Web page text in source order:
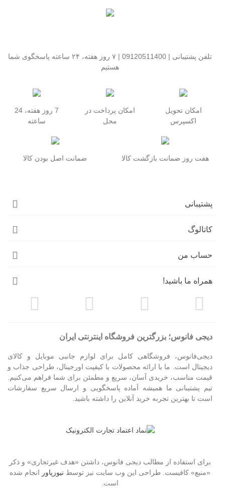
تلفن پشتیبانی | 09120511400 | ۷ روز هفته، ۲۴ ساعته پاسخگوی شما
هستیم
امکان تحویل
اکسپرس
امکان پرداخت در
محل
7 روز هفته، 24
ساعته
هفت روز ضمانت بازگشت کالا ضمانت اصل بودن کالا
پشتیبانی
کاتالوگ
حساب من
همراه ما باشید!
دیجی فانوس؛ بزرگترین فروشگاه اینترنتی ایران
دیجی‌فانوس، فروشگاهی کامل برای لوازم جانبی موبایل و کالای
دیجیتال است. ما با ارائه محصولات با کیفیت اورجینال، طراحی جذاب و
قیمت مناسب، خریدی آسان، سریع و مطمئن برای شما فراهم می‌کنیم.
تیم پشتیبانی ما همیشه آماده پاسخگویی و ارسال سریع سفارشات
است تا بهترین تجربه خرید آنلاین را داشته باشید.
برای استفاده از مطالب دیجی فانوس، داشتن «هدف غیرتجاری» و ذکر
«منبع» کافیست. طراحی این وب سایت نیز توسط نیوزپاور انجام شده
است.